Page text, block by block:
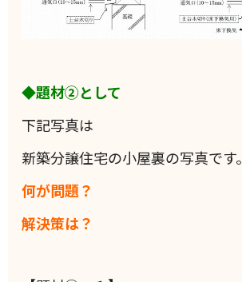
◆題材②として
下記写真は
新築分譲住宅の小屋裏の写真です。
何が問題？
解決策は？